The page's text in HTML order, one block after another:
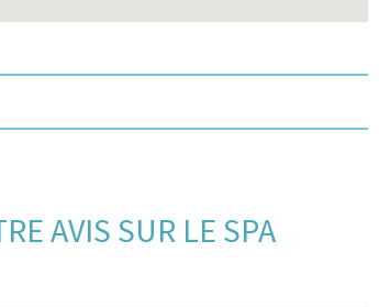
AVIS SUR LE SPA